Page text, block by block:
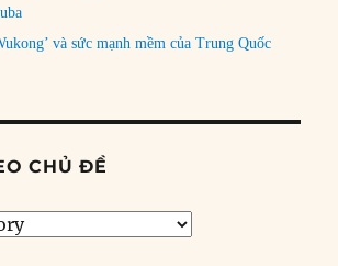
và sức mạnh mềm của Trung Quốc
CHỦ ĐỀ